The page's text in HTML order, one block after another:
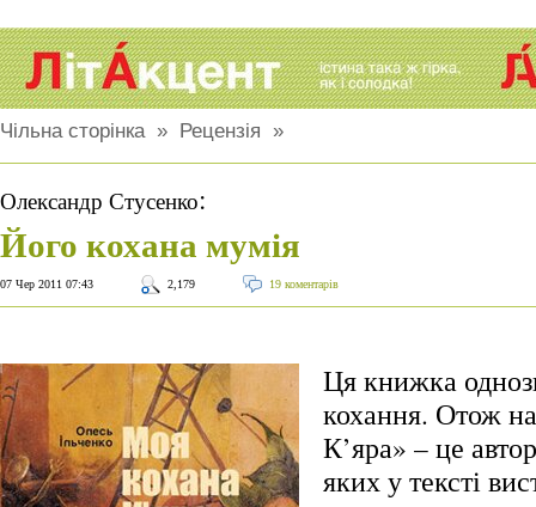
Чільна сторінка» Рецензія »
Олександр Стусенко:
Його кохана мумія
07 Чер 2011 07:43 2,179 19 коментарів
Ця книжка
кохання. Отож
К’яра» – це
яких у тексті